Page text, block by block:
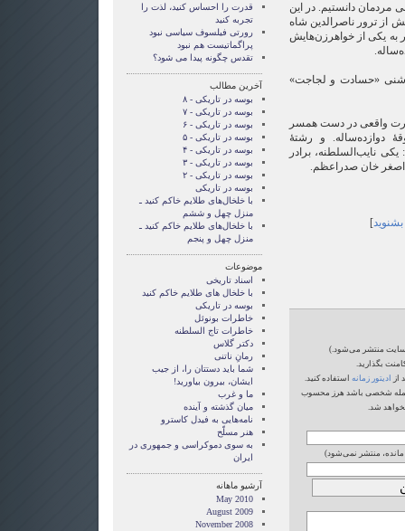
مردمان دانستیم. در این
از ترور ناصرالدین شاه
یکی از خواهر‌زن‌هایش
«حسادت و لجاجت»
واقعی در دست همسر
دوازده‌ساله. و رشتۀ
نایب‌السلطنه، برادر
خان صدراعظم.
بشنوید]
منتشر می‌شود.)
بگذارید.
از
ادیتور زمانه استفاده کنید.
حمله شخصی باشد هرز محسوب
شد.
مانده، منتشر نمی‌شود)
قدرت را احساس کنید، لذت را
تجربه کنید
رورتی فيلسوف سياسی نبود
پراگماتيست هم نبود
تقدس چگونه پيدا می شود؟
آخرین مطالب
بوسه در تاریکی - ۸
بوسه در تاریکی - ۷
بوسه در تاریکی - ۶
بوسه در تاریکی - ۵
بوسه در تاریکی - ۴
بوسه در تاریکی - ۳
بوسه در تاریکی - ۲
بوسه در تاریکی
با خلخال‌های طلایم خاکم کنید ـ
منزل چهل و ششم
با خلخال‌های طلایم خاکم کنید ـ
منزل چهل و پنجم
موضوعات
اسناد تاریخی
با خلخال های طلایم خاکم کنید
بوسه در تاریکی
خاطرات بونوئل
خاطرات تاج السلطنه
دکتر گلاس
رمانِ ناتنی
شما بايد دستتان را، از جيب
ايشان، بيرون بياوريد!
ما و غرب
میان گذشته و آینده
نامه‌هایی به فیدل کاسترو
هنر مسلّح
‌به سوی دموکراسی و جمهوری در
ایران
آرشیو ماهانه
May 2010
August 2009
November 2008